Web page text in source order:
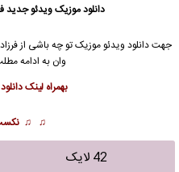
دانلودموزیک ویدئو جدید
جهت دانلود ویدئو موزیکتو چه باشی از
وان به ادامه
بهمراه لینک
♫ ♫
42 لایک